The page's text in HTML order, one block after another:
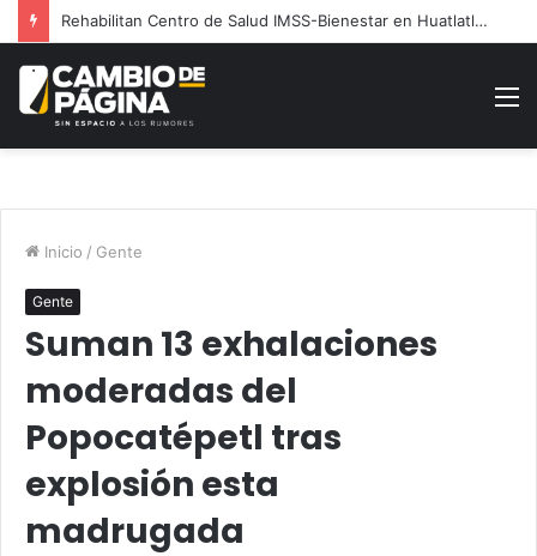
Rehabilitan Centro de Salud IMSS-Bienestar en Huatlatlauca
Inicio / Gente
Gente
Suman 13 exhalaciones
moderadas del
Popocatépetl tras
explosión esta
madrugada